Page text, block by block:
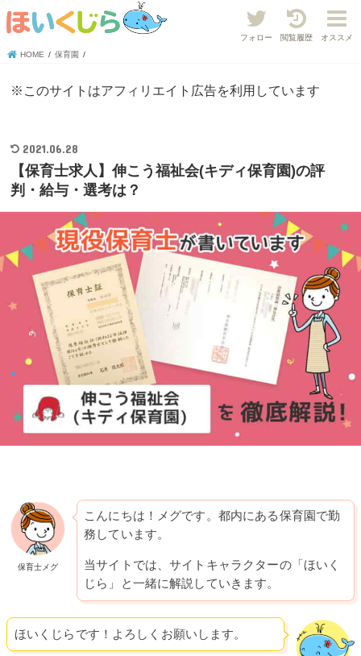
フォロー 閲覧履歴
オススメ
HOME
保育園
※このサイトはアフィリエイト広告を利用しています
2021.06.28
【保育士求人】伸こう福祉会(キディ保育園)の評
判・給与・選考は？
保育士メグ
こんにちは！メグです。都内にある保育園で勤
務しています。
当サイトでは、サイトキャラクターの「ほいく
じら」と一緒に解説していきます。
ほいくじらです！よろしくお願いします。